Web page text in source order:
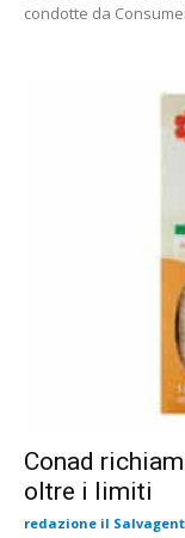
condotte da
Conad
oltre i limiti
redazione il